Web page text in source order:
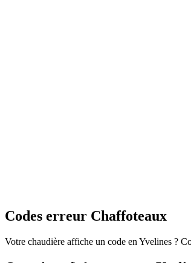
Codes erreur Chaffoteaux
Votre chaudière affiche un code en Yvelines ?